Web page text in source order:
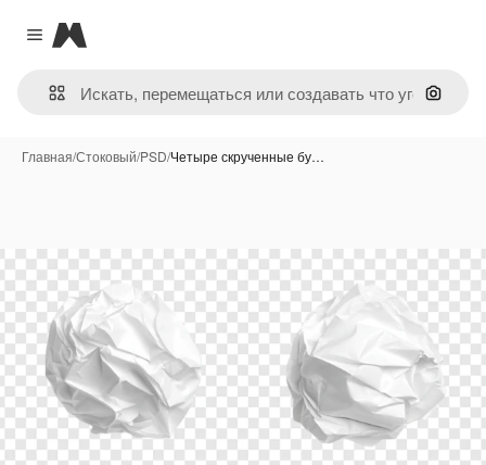
Close menu
Magnific
Поиск
Главная/Стоковый/PSD/Четыре скрученные бу…